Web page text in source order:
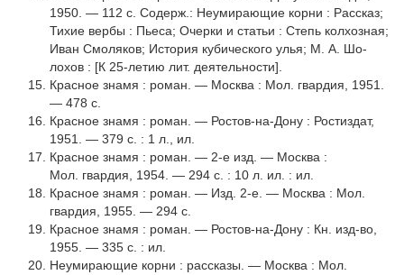
1950. — 112 с. Содерж.: Неумирающие корни : Рассказ;
Тихие вербы : Пьеса; Очерки и статьи : Степь колхозная;
Иван Смоляков; История кубического улья; М. А. Шо­
лохов : [К 25-летию лит. деятельности].
Красное знамя : роман. — Москва : Мол. гвардия, 1951.
— 478 с.
Красное знамя : роман. — Ростов-на-Дону : Ростиздат,
1951. — 379 с. : 1 л., ил.
Красное знамя : роман. — 2-е изд. — Москва :
Мол. гваpдия, 1954. — 294 с. : 10 л. ил. : ил.
Красное знамя : роман. — Изд. 2-е. — Москва : Мол.
гвардия, 1955. — 294 с.
Красное знамя : роман. — Ростов-на-Дону : Кн. изд-во,
1955. — 335 с. : ил.
Неумирающие корни : рассказы. — Москва : Мол.